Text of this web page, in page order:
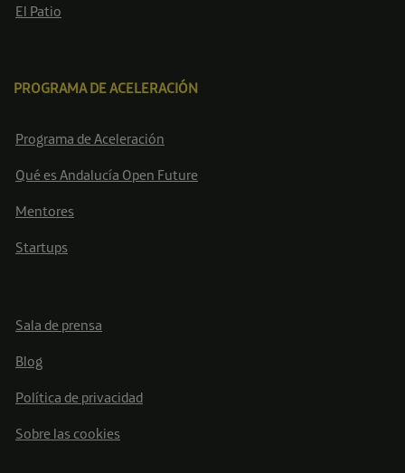
El Patio
PROGRAMA DE ACELERACIÓN
Programa de Aceleración
Qué es Andalucía Open Future
Mentores
Startups
Sala de prensa
Blog
Política de privacidad
Sobre las cookies